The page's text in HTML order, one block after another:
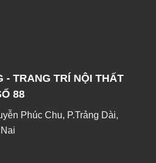
- TRANG TRÍ NỘI THẤT
88
Phúc Chu, P.Trảng Dài,